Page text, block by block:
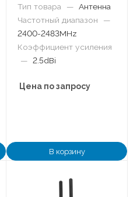
Тип товара — Антенна
Частотный диапазон
—
2400-2483MHz
Коэффициент усиления
— 2.5dBi
Цена по запросу
В корзину